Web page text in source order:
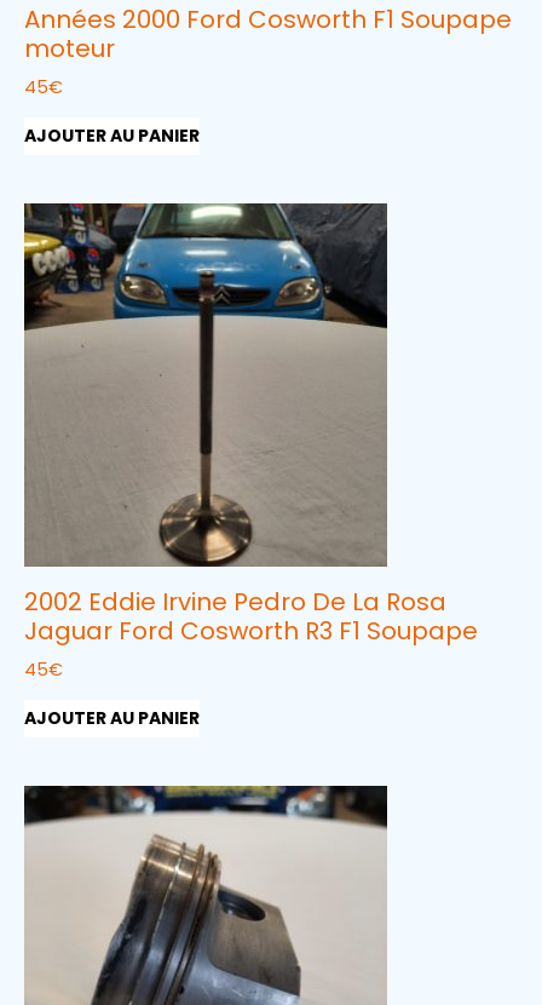
Années 2000 Ford Cosworth F1 Soupape
moteur
45€
AJOUTER AU PANIER
2002 Eddie Irvine Pedro De La Rosa
Jaguar Ford Cosworth R3 F1 Soupape
45€
AJOUTER AU PANIER